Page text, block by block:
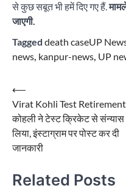
से कुछ सबूत भी हमें दिए गए हैं.
जाएगी.
Tagged death caseUP
news, kanpur-news, UP
Post
navigation
⟵
Virat Kohli Test
कोहली ने टेस्ट क्रिकेट से संन्यास
लिया, इंस्टाग्राम पर पोस्ट कर दी
जानकारी
Related Posts